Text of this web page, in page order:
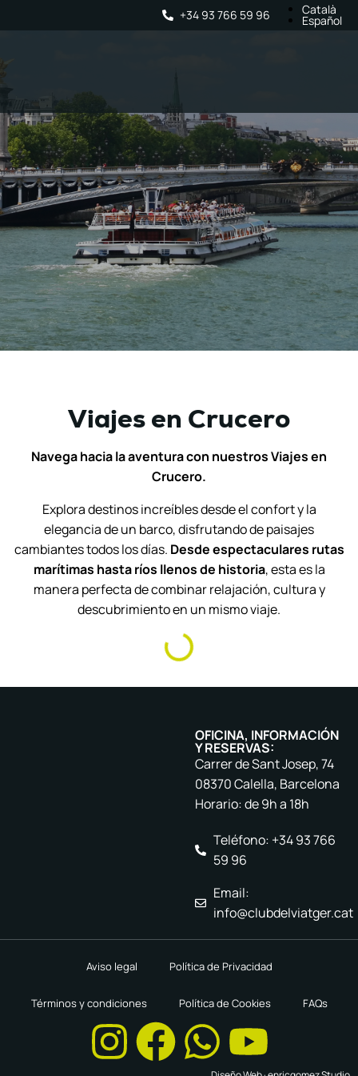
+34 93 766 59 96 Català
Español
Viajes en Crucero
Navega hacia la aventura con nuestros Viajes en
Crucero.
Explora destinos increíbles desde el confort y la
elegancia de un barco, disfrutando de paisajes
cambiantes todos los días. Desde espectaculares rutas
marítimas hasta ríos llenos de historia, esta es la
manera perfecta de combinar relajación, cultura y
descubrimiento en un mismo viaje.
OFICINA, INFORMACIÓN
Y RESERVAS:
Carrer de Sant Josep, 74
08370 Calella, Barcelona
Horario: de 9h a 18h
Teléfono: +34 93 766
59 96
Email:
info@clubdelviatger.cat
Aviso legal Política de Privacidad
Términos y condiciones Política de Cookies FAQs